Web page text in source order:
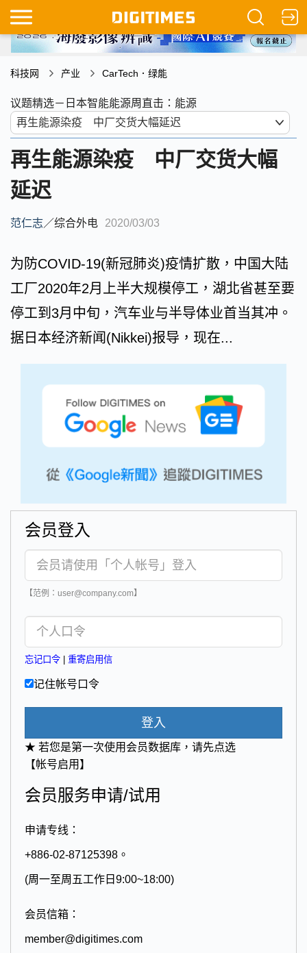
科技网 产业 CarTech．绿能
议题精选－日本智能能源周直击：能源
再生能源染疫 中厂交货大幅
延迟
范仁志／综合外电 2020/03/03
为防COVID-19(新冠肺炎)疫情扩散，中国大陆
工厂2020年2月上半大规模停工，湖北省甚至要
停工到3月中旬，汽车业与半导体业首当其冲。
据日本经济新闻(Nikkei)报导，现在...
会员登入
【范例：user@company.com】
忘记口令 重寄启用信
记住帐号口令
登入
★ 若您是第一次使用会员数据库，请先点选
【帐号启用】
会员服务申请/试用
申请专线：
+886-02-87125398。
(周一至周五工作日9:00~18:00)
会员信箱：
member@digitimes.com